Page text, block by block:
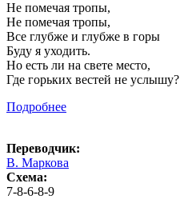
Не помечая тропы,
Не помечая тропы,
Все глубже и глубже в горы
Буду я уходить.
Но есть ли на свете место,
Где горьких вестей не услышу?
Подробнее
Переводчик:
В. Маркова
Схема:
7-8-6-8-9